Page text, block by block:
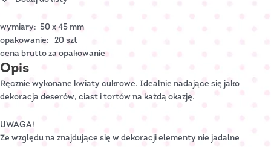
wymiary: 50 x 45 mm
opakowanie: 20 szt
cena brutto za opakowanie
Opis
Ręcznie wykonane kwiaty cukrowe. Idealnie nadające się jako
dekoracja deserów, ciast i tortów na każdą okazję.
UWAGA!
Ze względu na znajdujące się w dekoracji elementy nie jadalne